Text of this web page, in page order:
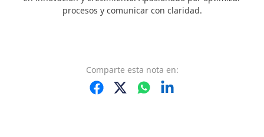
procesos y comunicar con claridad.
Comparte esta nota en: